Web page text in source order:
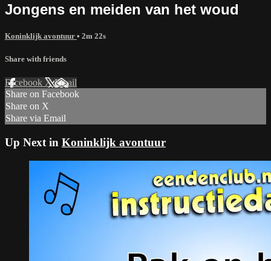
Jongens en meiden van het woud
Koninklijk avontuur • 2m 22s
Share with friends
Facebook XEmail
Share on Facebook
Share on X
Share via Email
Up Next in Koninklijk avontuur